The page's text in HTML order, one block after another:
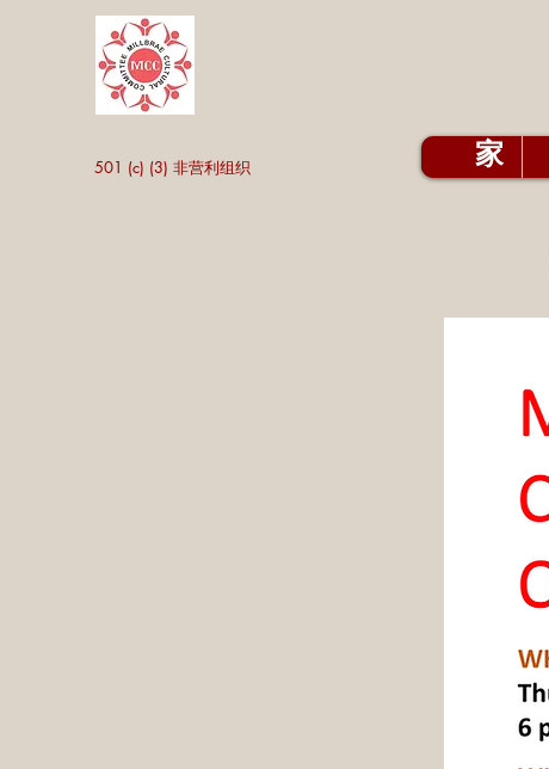
501 (c) (3) 非营利组织 家